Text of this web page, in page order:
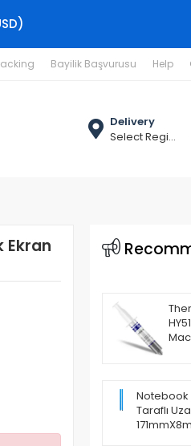
Bayilik Başvurusu Help
Delivery
Select Region
Ekran
Notebook
Taraflı